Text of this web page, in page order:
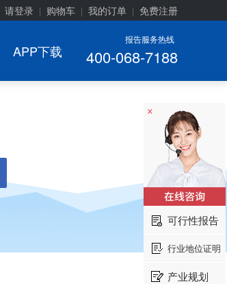
请登录 购物车 我的订单 免费注册
报告服务热线
400-068-7188
APP下载
×
可行性报告
行业地位证明
产业规划